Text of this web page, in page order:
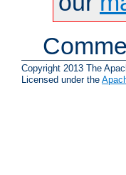
Copyright 2013 The
Licensed under the